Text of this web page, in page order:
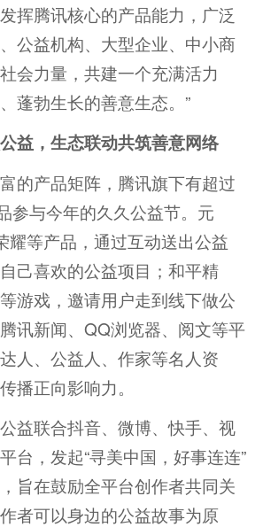
挥腾讯核心的产品能力，广泛
公益机构、大型企业、中小商
会力量，共建一个充满活力
蓬勃生长的善意生态。”
益，生态联动共筑善意网络
产品矩阵，腾讯旗下有超过
参与今年的久久公益节。元
耀等产品，通过互动送出公益
己喜欢的公益项目；和平精
游戏，邀请用户走到线下做公
讯新闻、QQ浏览器、阅文等平
人、公益人、作家等名人资
播正向影响力。
联合抖音、微博、快手、视
台，发起“寻美中国，好事连连”
旨在鼓励全平台创作者共同关
者可以身边的公益故事为原